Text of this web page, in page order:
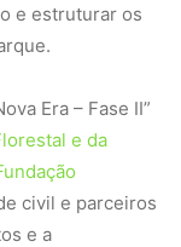
e estruturar os
Era – Fase II”
e da
civil e parceiros
e a